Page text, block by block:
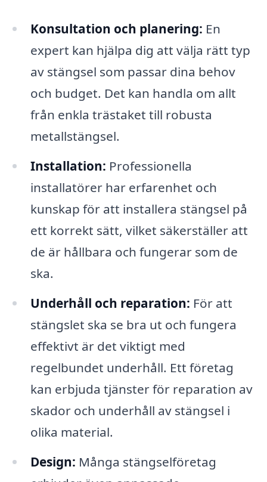
Konsultation och planering: En
expert kan hjälpa dig att välja rätt typ
av stängsel som passar dina behov
och budget. Det kan handla om allt
från enkla trästaket till robusta
metallstängsel.
Installation: Professionella
installatörer har erfarenhet och
kunskap för att installera stängsel på
ett korrekt sätt, vilket säkerställer att
de är hållbara och fungerar som de
ska.
Underhåll och reparation: För att
stängslet ska se bra ut och fungera
effektivt är det viktigt med
regelbundet underhåll. Ett företag
kan erbjuda tjänster för reparation av
skador och underhåll av stängsel i
olika material.
Design: Många stängselföretag